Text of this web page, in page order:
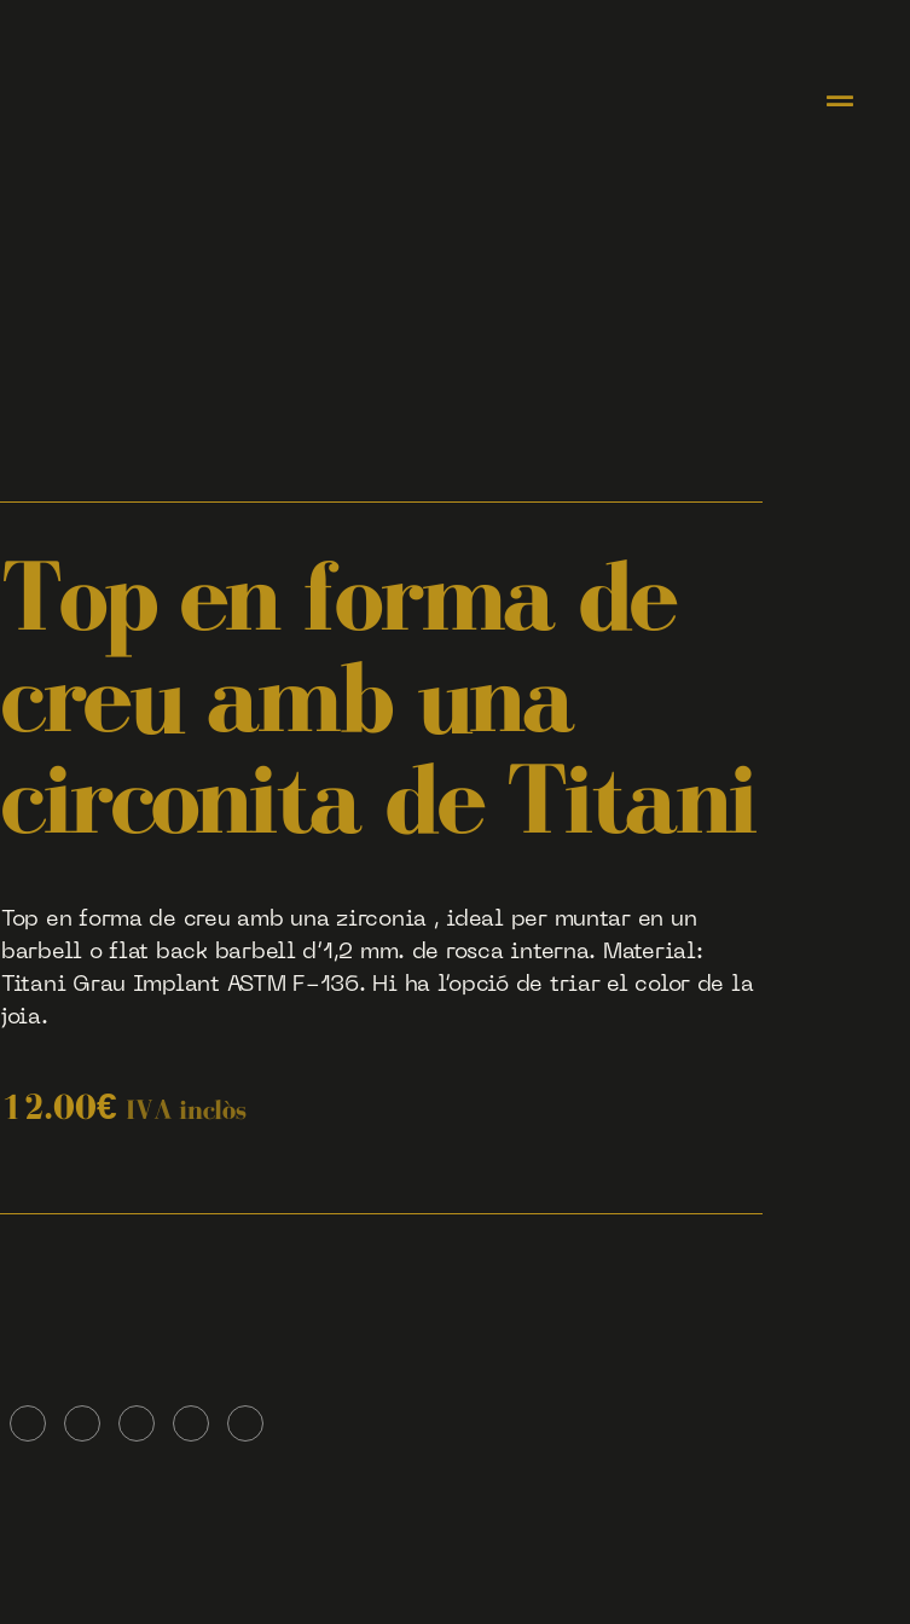
Top en forma de
creu amb una
circonita de Titani
Top en forma de creu amb una zirconia , ideal per muntar en un
barbell o flat back barbell d’1,2 mm. de rosca interna. Material:
Titani Grau Implant ASTM F-136. Hi ha l’opció de triar el color de la
joia.
12.00€ IVA inclòs